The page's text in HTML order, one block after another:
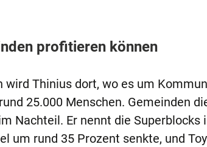
profitieren können
wird Thinius dort, wo es um
25.000 Menschen. Gemeinden
Nachteil. Er nennt die Superblocks
um rund 35 Prozent senkte, und